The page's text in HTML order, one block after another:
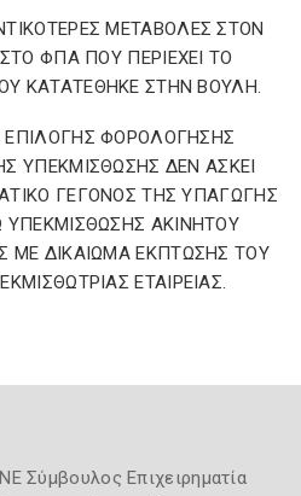
ΜΕΤΑΒΟΛΕΣ ΣΤΟΝ
ΦΠΑ ΠΟΥ ΠΕΡΙΕΧΕΙ ΤΟ
ΚΑΤΑΤΕΘΗΚΕ ΣΤΗΝ ΒΟΥΛΗ.
ΦΟΡΟΛΟΓΗΣΗΣ
ΥΠΕΚΜΙΣΘΩΣΗΣ ΔΕΝ ΑΣΚΕΙ
ΓΕΓΟΝΟΣ ΤΗΣ ΥΠΑΓΩΓΗΣ
ΑΚΙΝΗΤΟΥ
ΜΕ ΔΙΚΑΙΩΜΑ ΕΚΠΤΩΣΗΣ ΤΟΥ
ΕΤΑΙΡΕΙΑΣ.
Σύμβουλος Επιχειρηματία